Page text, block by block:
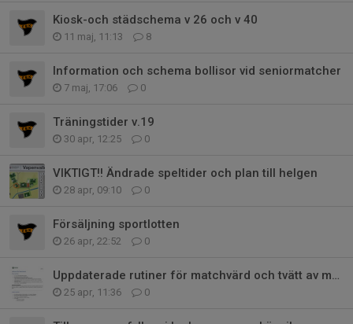
Kiosk-och städschema v 26 och v 40
11 maj, 11:13 8
Information och schema bollisor vid seniormatcher
7 maj, 17:06 0
Träningstider v.19
30 apr, 12:25 0
VIKTIGT!! Ändrade speltider och plan till helgen
28 apr, 09:10 0
Försäljning sportlotten
26 apr, 22:52 0
Uppdaterade rutiner för matchvärd och tvätt av matchställ
25 apr, 11:36 0